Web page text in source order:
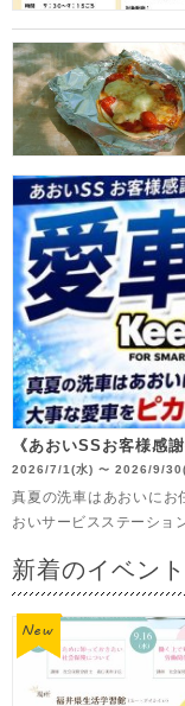
《あおいSSお客様感
2026/7/1(水) 〜 2026/9/
真夏の洗車はあおいにお
おいサービスステーショ
新着のイベント